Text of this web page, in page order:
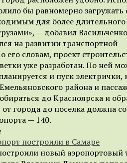
бы равномерно загружать
для более длительного
— добавил
на развитии транспортной
его словам, проект
уже разработан. По ней
и пуск электрички,
района и
до Красноярска и
города до поселка должна
— 140.
построили в Самаре
новый аэропортовый